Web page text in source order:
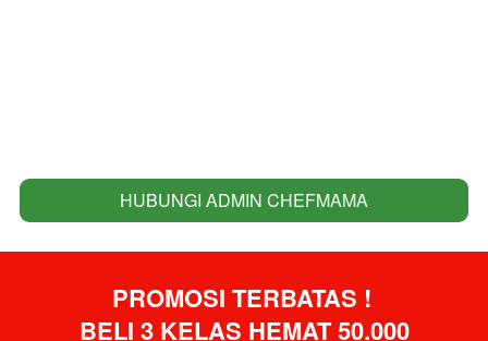
`HUBUNGI ADMIN CHEFMAMA
PROMOSI TERBATAS !
BELI 3 KELAS HEMAT 50.000